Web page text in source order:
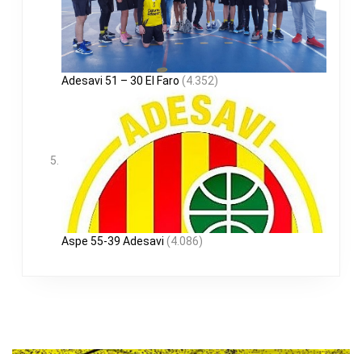
Adesavi 51 – 30 El Faro (4.352)
Aspe 55-39 Adesavi (4.086)